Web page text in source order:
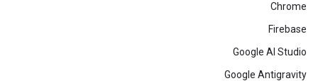
Chrome
Firebase
Google AI Studio
Google Antigravity